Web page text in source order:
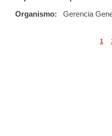
Organismo:
Gerencia
1